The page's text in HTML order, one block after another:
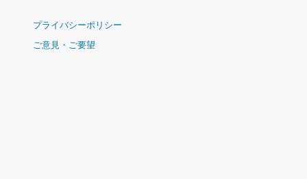
ナ
ゲ
プライバシーポリシー
ご意見・ご要望